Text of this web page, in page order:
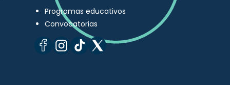
Programas educativos
Convocatorias